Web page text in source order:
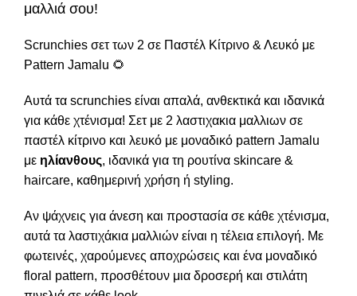
μαλλιά σου!
Scrunchies σετ των 2 σε Παστέλ Κίτρινο & Λευκό με
Pattern Jamalu 🌻
Αυτά τα scrunchies είναι απαλά, ανθεκτικά και ιδανικά
για κάθε χτένισμα! Σετ με 2 λαστιχακια μαλλιων σε
παστέλ κίτρινο και λευκό με μοναδικό pattern Jamalu
με ηλίανθους, ιδανικά για τη ρουτίνα skincare &
haircare, καθημερινή χρήση ή styling.
Αν ψάχνεις για άνεση και προστασία σε κάθε χτένισμα,
αυτά τα λαστιχάκια μαλλιών είναι η τέλεια επιλογή. Με
φωτεινές, χαρούμενες αποχρώσεις και ένα μοναδικό
floral pattern, προσθέτουν μια δροσερή και στιλάτη